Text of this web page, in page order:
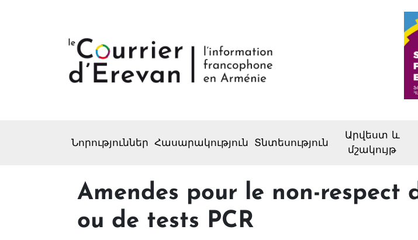
Նորություններ Հասարակություն Տնտեսություն
Արվեստ և
մշակույթ
Amendes pour le non-respect
ou de tests PCR